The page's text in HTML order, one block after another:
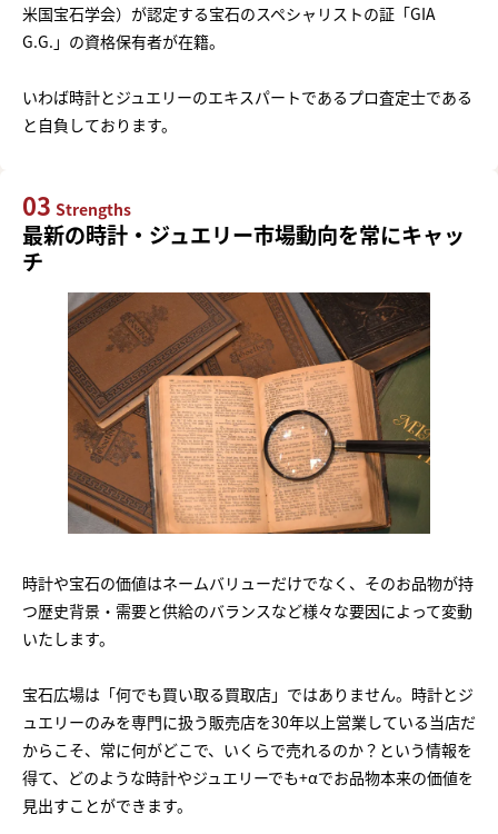
米国宝石学会）が認定する宝石のスペシャリストの証「GIA
G.G.」の資格保有者が在籍。
いわば時計とジュエリーのエキスパートであるプロ査定士である
と自負しております。
03 Strengths
最新の時計・ジュエリー市場動向を常にキャッ
チ
時計や宝石の価値はネームバリューだけでなく、そのお品物が持
つ歴史背景・需要と供給のバランスなど様々な要因によって変動
いたします。
宝石広場は「何でも買い取る買取店」ではありません。時計とジ
ュエリーのみを専門に扱う販売店を30年以上営業している当店だ
からこそ、常に何がどこで、いくらで売れるのか？という情報を
得て、どのような時計やジュエリーでも+αでお品物本来の価値を
見出すことができます。